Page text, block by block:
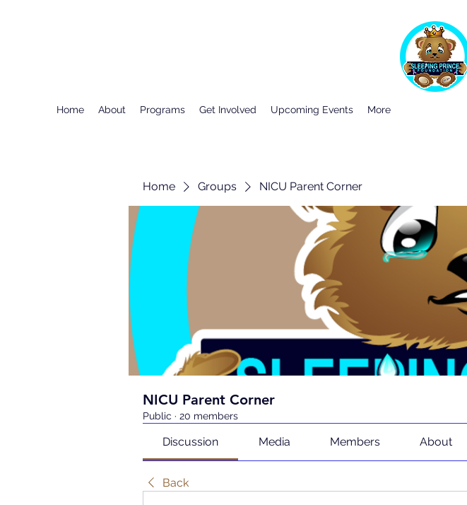
Home About Programs Get Involved Upcoming Events More
Home Groups NICU Parent Corner
NICU Parent Corner
Public · 20 members
Discussion Media Members About
Back